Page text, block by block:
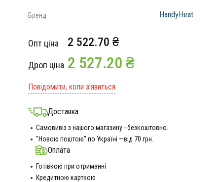
Бренд HandyHeat
Опт ціна 2 522.70 ₴
Дроп ціна 2 527.20 ₴
Повідомити, коли з’явиться
Доставка
Самовивіз з нашого магазину - безкоштовно.
"Новою поштою" по Україні —від 70 грн.
Оплата
Готівкою при отриманні
Кредитною карткою